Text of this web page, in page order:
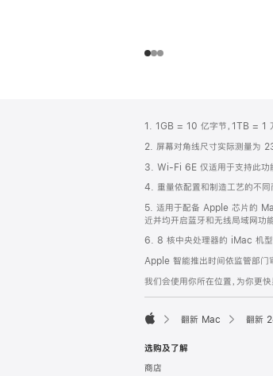
页
脚
注
1. 1GB = 10 亿字节，1TB = 1
2. 屏幕对角线尺寸实际测量为
3. Wi-Fi 6E 仅适用于支持此功
4. 重量依配置和制造工艺的不同
5. 适用于配备 Apple 芯片的
近并均开启蓝牙和无线局域网功
6. 8 核中央处理器的 iMac 机型
Apple 智能推出时间依监管部门
我们会使用你所在位置，为你更
翻新 Mac 翻新
选购及了解
商店